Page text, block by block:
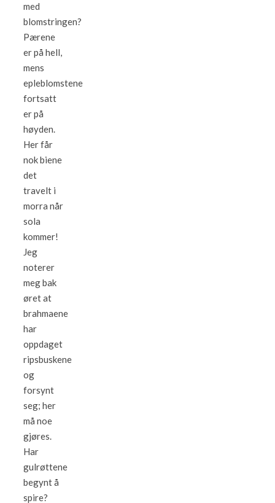
med
blomstringen?
Pærene
er på hell,
mens
epleblomstene
fortsatt
er på
høyden.
Her får
nok biene
det
travelt i
morra når
sola
kommer!
Jeg
noterer
meg bak
øret at
brahmaene
har
oppdaget
ripsbuskene
og
forsynt
seg; her
må noe
gjøres.
Har
gulrøttene
begynt å
spire?